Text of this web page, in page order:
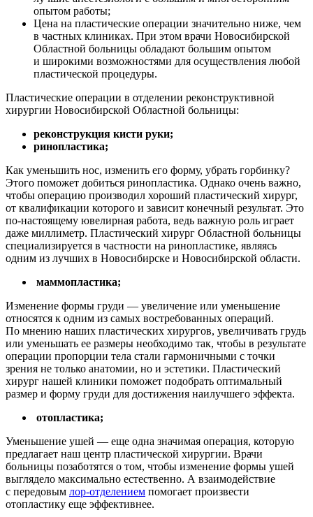
опытом работы;
Цена на пластические операции значительно ниже, чем
в частных клиниках. При этом врачи Новосибирской
Областной больницы обладают большим опытом
и широкими возможностями для осуществления любой
пластической процедуры.
Пластические операции в отделении реконструктивной
хирургии Новосибирской Областной больницы:
реконструкция кисти руки;
ринопластика;
Как уменьшить нос, изменить его форму, убрать горбинку?
Этого поможет добиться ринопластика. Однако очень важно,
чтобы операцию производил хороший пластический хирург,
от квалификации которого и зависит конечный результат. Это
по-настоящему ювелирная работа, ведь важную роль играет
даже миллиметр. Пластический хирург Областной больницы
специализируется в частности на ринопластике, являясь
одним из лучших в Новосибирске и Новосибирской области.
маммопластика;
Изменение формы груди — увеличение или уменьшение
относятся к одним из самых востребованных операций.
По мнению наших пластических хирургов, увеличивать грудь
или уменьшать ее размеры необходимо так, чтобы в результате
операции пропорции тела стали гармоничными с точки
зрения не только анатомии, но и эстетики. Пластический
хирург нашей клиники поможет подобрать оптимальный
размер и форму груди для достижения наилучшего эффекта.
отопластика;
Уменьшение ушей — еще одна значимая операция, которую
предлагает наш центр пластической хирургии. Врачи
больницы позаботятся о том, чтобы изменение формы ушей
выглядело максимально естественно. А взаимодействие
с передовым лор-отделением помогает произвести
отопластику еще эффективнее.